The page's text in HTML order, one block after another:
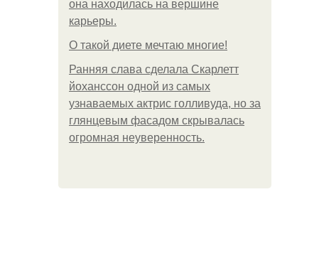
она находилась на вершине
карьеры.
О такой диете мечтаю многие!
Ранняя слава сделала Скарлетт
йоханссон одной из самых
узнаваемых актрис голливуда, но за
глянцевым фасадом скрывалась
огромная неуверенность.